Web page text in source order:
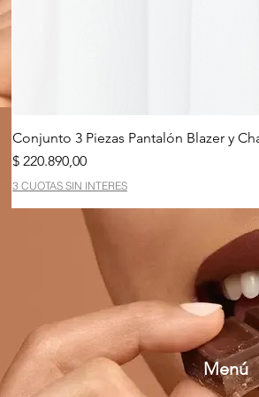
Conjunto 3 Piezas Pantalón Blazer y
Precio
$ 220.890,00
3 CUOTAS SIN INTERES
Menú